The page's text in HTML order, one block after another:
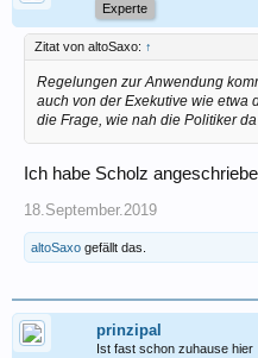
Experte
Zitat von altoSaxo: ↑
Regelungen zur Anwendung
auch von der Exekutive wie etwa
die Frage, wie nah die Politiker
Ich habe Scholz
18.September.2019
altoSaxo gefällt das.
prinzipal
Ist fast schon zuhause hier